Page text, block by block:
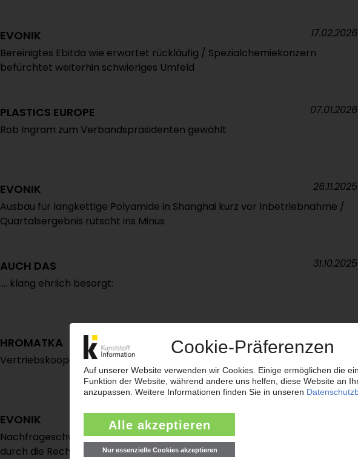
EVONIK
Bereinigtes Ebitda wie erwartet rückläufig / Spezialchemiekonzern
befürchtet weiterhin schwieriges Umfeld
17.02.2026
PLASTICS EUROPE
Rob Ingram zum Verbandspräsidenten gewählt
07.01.2026
EVONIK
Ausbau für langkettige Polyamide in Shanghai kurz vor Inbetriebnahme /
Quartalsergebnis rutscht ins Minus
26.11.2025
AUCH DAS
.... klang ehrlich besorgt:
31.10.2025
HROMATKA
Vertriebskooperation für PA 12 von Evonik ausgeweitet
09.10.2025
EVONIK
Nachfrageschwäche macht dem Spezialchemiekonzern einen Strich
durch die Rechnung / Gewinnwarnung für 2025